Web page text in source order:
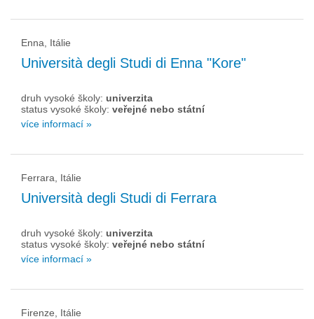
Enna, Itálie
Università degli Studi di Enna "Kore"
druh vysoké školy: univerzita
status vysoké školy: veřejné nebo státní
více informací »
Ferrara, Itálie
Università degli Studi di Ferrara
druh vysoké školy: univerzita
status vysoké školy: veřejné nebo státní
více informací »
Firenze, Itálie